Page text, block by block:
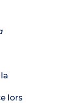
lors